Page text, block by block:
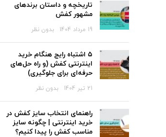
تاریخچه و داستان برندهای
مشهور کفش
19 مرداد 1404 بدون نظر
۵ اشتباه رایج هنگام خرید
اینترنتی کفش (و راه حل‌های
حرفه‌ای برای جلوگیری)
21 تیر 1404 بدون نظر
راهنمای انتخاب سایز کفش در
خرید اینترنتی | چگونه سایز
مناسب کفش را پیدا کنیم؟